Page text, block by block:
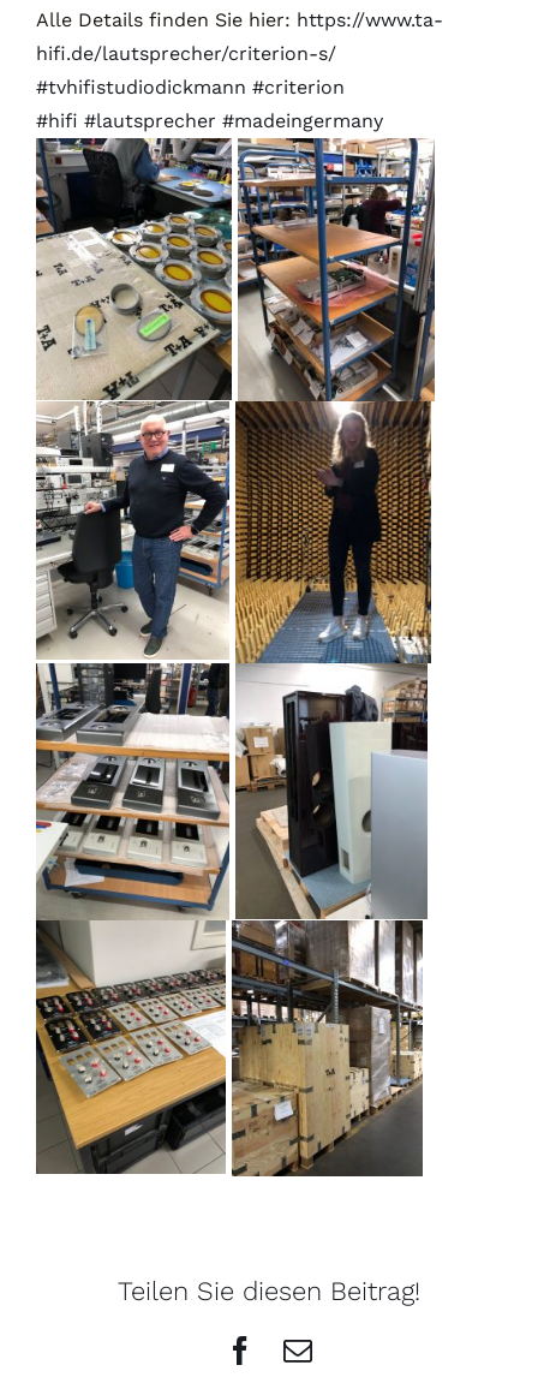
Alle Details finden Sie hier: https://www.ta-
hifi.de/lautsprecher/criterion-s/
#tvhifistudiodickmann #criterion
#hifi #lautsprecher #madeingermany
Teilen Sie diesen Beitrag!
Facebook
E-